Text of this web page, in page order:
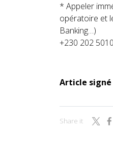
* Appeler
opératoire et
Banking…)
+230 202
Article signé
Share it